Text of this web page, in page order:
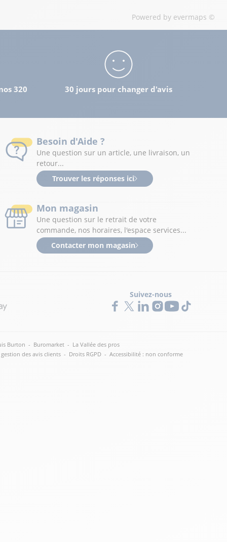
Powered by evermaps ©
320 30 jours pour changer d'avis
Besoin d'Aide ?
Une question sur un article, une livraison, un
retour...
Trouver les réponses ici
Mon magasin
Une question sur le retrait de votre
commande, nos horaires, l'espace services...
Contacter mon magasin
Suivez-nous
Burton - Buromarket - La Vallée des pros
des avis clients - Droits RGPD - Accessibilité : non conforme